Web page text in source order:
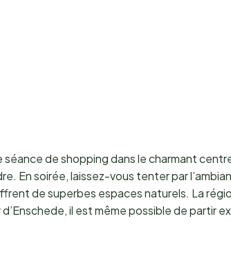
de shopping dans le charmant
En soirée, laissez-vous tenter par
de superbes espaces naturels. La
il est même possible de partir